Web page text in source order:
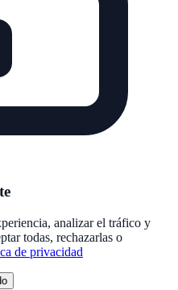
analizar el tráfico y
todas, rechazarlas o
de privacidad